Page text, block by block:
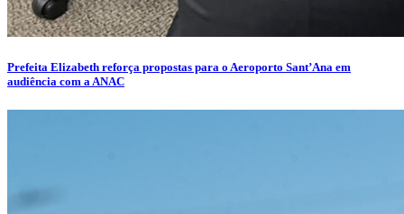
Prefeita Elizabeth reforça propostas para o Aeroporto Sant’Ana em
audiência com a ANAC